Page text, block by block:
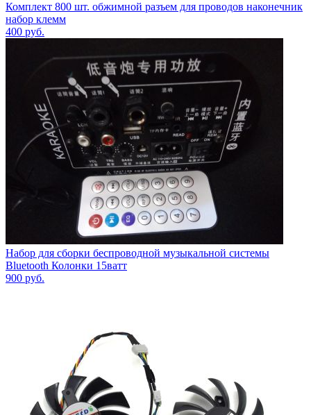
Комплект 800 шт. обжимной разъем для проводов наконечник
набор клемм
400 руб.
Набор для сборки беспроводной музыкальной системы
Bluetooth Колонки 15ватт
900 руб.